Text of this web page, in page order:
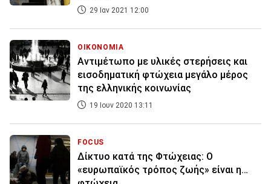
29 Ιαν 2021 12:00
ΟΙΚΟΝΟΜΙΑ
Αντιμέτωπο με υλικές στερήσεις και
εισοδηματική φτώχεια μεγάλο μέρος
της ελληνικής κοινωνίας
19 Ιουν 2020 13:11
FOCUS
Δίκτυο κατά της Φτώχειας: Ο
«ευρωπαϊκός τρόπος ζωής» είναι η…